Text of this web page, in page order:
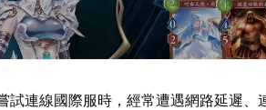
試連線國際服時，經常遭遇網路延遲、